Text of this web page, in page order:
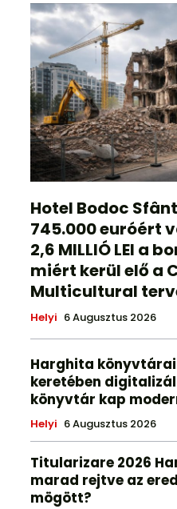
Hotel Bodoc
745.000 euróért
2,6 MILLIÓ LEI a
miért kerül elő a
Multicultural
Helyi 6 Augusztus 2026
Harghita könyvtárai
keretében
könyvtár kap
Helyi 6 Augusztus 2026
Titularizare 2026
marad rejtve az
mögött?